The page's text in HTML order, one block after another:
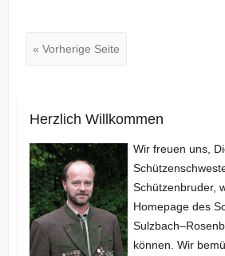
« Vorherige Seite
Herzlich Willkommen
Wir freuen uns,
Schützenbruder,
Homepage des
können. Wir